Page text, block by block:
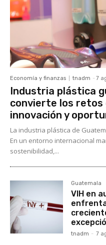
Economía y finanzas tnadm - 7
Industria plástica
convierte los retos
innovación y
La industria plástica de
En un entorno internacional
sostenibilidad,...
Guatemala
VIH en
tnadm - 7